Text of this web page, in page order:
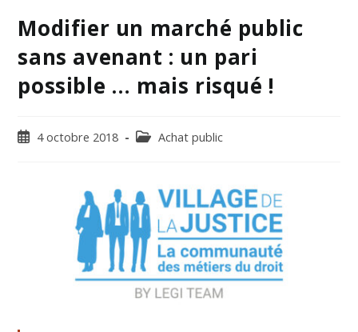
Modifier un marché public
sans avenant : un pari
possible … mais risqué !
4 octobre 2018 Achat public